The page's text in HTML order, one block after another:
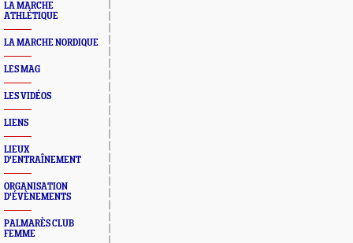
LA MARCHE
ATHLÉTIQUE
LA MARCHE NORDIQUE
LES MAG
LES VIDÉOS
LIENS
LIEUX
D'ENTRAÎNEMENT
ORGANISATION
D'ÉVÈNEMENTS
PALMARÈS CLUB
FEMME